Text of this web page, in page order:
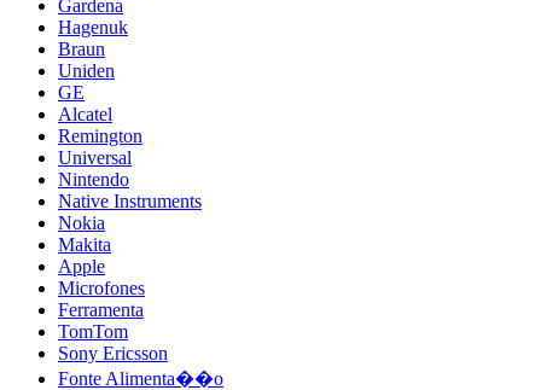
Gardena
Hagenuk
Braun
Uniden
GE
Alcatel
Remington
Universal
Nintendo
Native Instruments
Nokia
Makita
Apple
Microfones
Ferramenta
TomTom
Sony Ericsson
Fonte Alimenta��o